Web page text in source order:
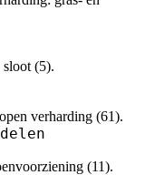
(5).
verharding (61).
(11).